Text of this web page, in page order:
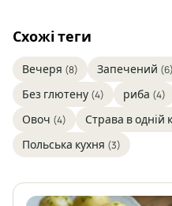
Схожі теги
Вечеря (8) Запечений (6)
Без глютену (4) риба (4)
Овоч (4) Страва в одній
Польська кухня (3)